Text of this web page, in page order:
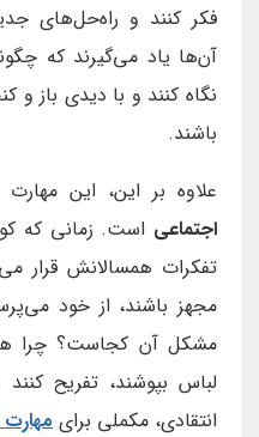
فکر کنند و راه‌حل‌های
آن‌ها یاد می‌گیرند که
نگاه کنند و با دیدی باز و
باشند.
علاوه بر این، این
اجتماعی است. زمانی که
تفکرات همسالانش قرار
مجهز باشند، از خود
مشکل آن کجاست؟ چرا
لباس بپوشند، تفریح
انتقادی، مکملی برای